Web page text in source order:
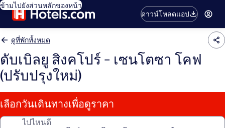
ข้ามไปยังส่วนหลักของหน้า
ดาวน์โหลดแอป
ดูที่พักทั้งหมด
ดับเบิลยู สิงคโปร์ - เซนโตซา โคฟ
(ปรับปรุงใหม่)
เลือกวันเดินทางเพื่อดูราคา
ไปไหนดี